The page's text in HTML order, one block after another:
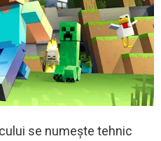
se numește tehnic